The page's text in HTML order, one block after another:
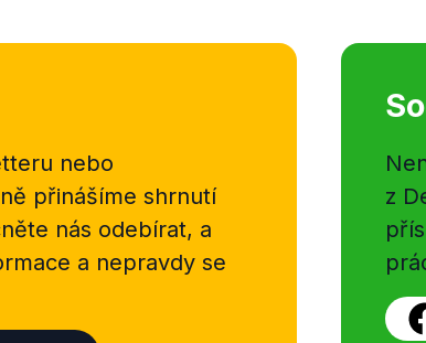
nebo
přinášíme shrnutí
nás odebírat, a
a nepravdy se
z